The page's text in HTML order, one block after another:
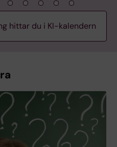
hittar du i KI-kalendern